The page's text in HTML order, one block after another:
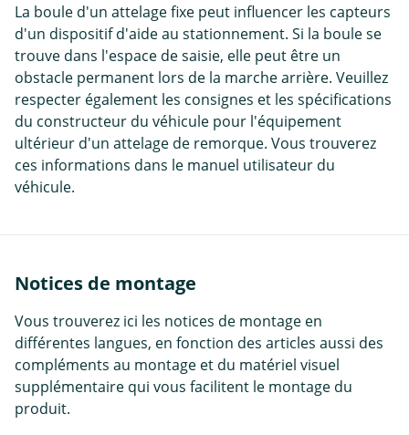
La boule d'un attelage fixe peut influencer les capteurs
d'un dispositif d'aide au stationnement. Si la boule se
trouve dans l'espace de saisie, elle peut être un
obstacle permanent lors de la marche arrière. Veuillez
respecter également les consignes et les spécifications
du constructeur du véhicule pour l'équipement
ultérieur d'un attelage de remorque. Vous trouverez
ces informations dans le manuel utilisateur du
véhicule.
Notices de montage
Vous trouverez ici les notices de montage en
différentes langues, en fonction des articles aussi des
compléments au montage et du matériel visuel
supplémentaire qui vous facilitent le montage du
produit.